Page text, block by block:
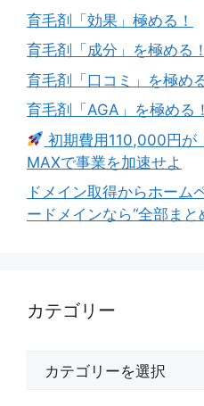
育毛剤「効果」極める！
育毛剤「成分」を極める！
育毛剤「口コミ」を極め
育毛剤「AGA」を極める！
初期費用110,000円が
MAXで事業を加速せよ
ドメイン取得からホーム
ードメインなら“全部まと
カテゴリー